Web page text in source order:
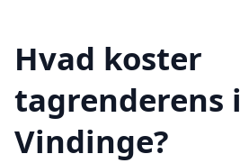
Hvad koster
tagrenderens i
Vindinge?